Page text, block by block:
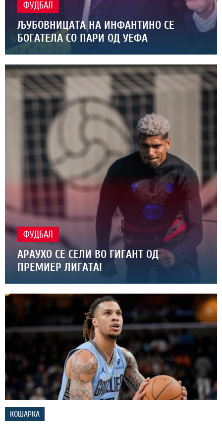
ФУДБАЛ
ЉУБОВНИЦАТА НА ИНФАНТИНО СЕ
БОГАТЕЛА СО ПАРИ ОД УЕФА
ФУДБАЛ
АРАУХО СЕ СЕЛИ ВО ГИГАНТ ОД
ПРЕМИЕР ЛИГАТА!
КОШАРКА